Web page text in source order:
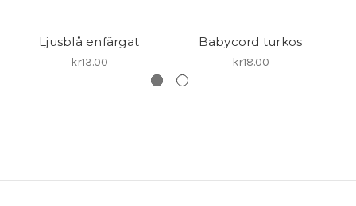
Ljusblå enfärgat
kr13.00
Babycord turkos
kr18.00